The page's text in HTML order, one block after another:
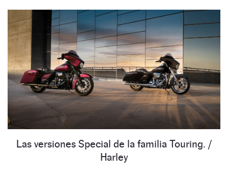
Las versiones Special de la familia Touring. /
Harley